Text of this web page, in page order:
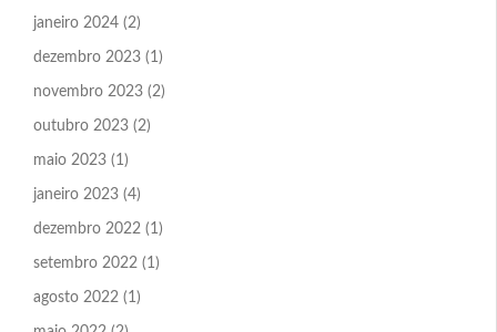
janeiro 2024 (2)
dezembro 2023 (1)
novembro 2023 (2)
outubro 2023 (2)
maio 2023 (1)
janeiro 2023 (4)
dezembro 2022 (1)
setembro 2022 (1)
agosto 2022 (1)